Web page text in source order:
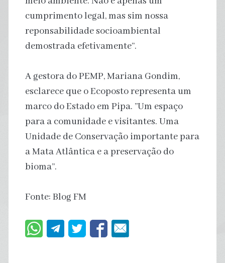
cumprimento legal, mas sim nossa
reponsabilidade socioambiental
demostrada efetivamente”.
A gestora do PEMP, Mariana Gondim,
esclarece que o Ecoposto representa um
marco do Estado em Pipa. ”Um espaço
para a comunidade e visitantes. Uma
Unidade de Conservação importante para
a Mata Atlântica e a preservação do
bioma”.
Fonte: Blog FM